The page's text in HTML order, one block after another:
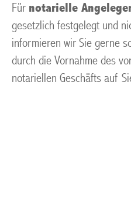
Für notarielle
gesetzlich festgelegt und
informieren wir Sie gerne
durch die Vornahme des
notariellen Geschäfts auf